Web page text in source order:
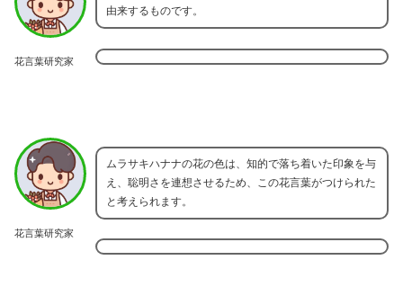
花言葉研究家
由来するものです。
花言葉研究家
ムラサキハナナの花の色は、知的で落ち着いた印象を与
え、聡明さを連想させるため、この花言葉がつけられた
と考えられます。